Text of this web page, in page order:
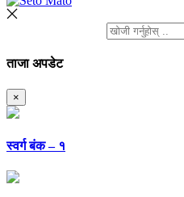
ताजा अपडेट
×
स्वर्ग बंक – १